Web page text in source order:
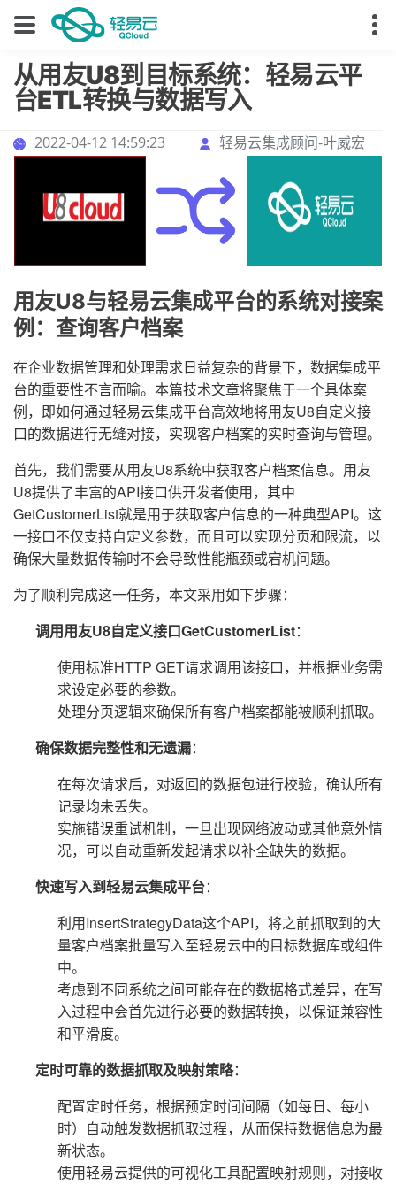
从用友U8到目标系统：轻易云平
台ETL转换与数据写入
2022-04-12 14:59:23 轻易云集成顾问-叶威宏
用友U8与轻易云集成平台的系统对接案
例：查询客户档案
在企业数据管理和处理需求日益复杂的背景下，数据集成平
台的重要性不言而喻。本篇技术文章将聚焦于一个具体案
例，即如何通过轻易云集成平台高效地将用友U8自定义接
口的数据进行无缝对接，实现客户档案的实时查询与管理。
首先，我们需要从用友U8系统中获取客户档案信息。用友
U8提供了丰富的API接口供开发者使用，其中
GetCustomerList就是用于获取客户信息的一种典型API。这
一接口不仅支持自定义参数，而且可以实现分页和限流，以
确保大量数据传输时不会导致性能瓶颈或宕机问题。
为了顺利完成这一任务，本文采用如下步骤：
调用用友U8自定义接口GetCustomerList：
使用标准HTTP GET请求调用该接口，并根据业务需
求设定必要的参数。
处理分页逻辑来确保所有客户档案都能被顺利抓取。
确保数据完整性和无遗漏：
在每次请求后，对返回的数据包进行校验，确认所有
记录均未丢失。
实施错误重试机制，一旦出现网络波动或其他意外情
况，可以自动重新发起请求以补全缺失的数据。
快速写入到轻易云集成平台：
利用InsertStrategyData这个API，将之前抓取到的大
量客户档案批量写入至轻易云中的目标数据库或组件
中。
考虑到不同系统之间可能存在的数据格式差异，在写
入过程中会首先进行必要的数据转换，以保证兼容性
和平滑度。
定时可靠的数据抓取及映射策略：
配置定时任务，根据预定时间间隔（如每日、每小
时）自动触发数据抓取过程，从而保持数据信息为最
新状态。
使用轻易云提供的可视化工具配置映射规则，对接收